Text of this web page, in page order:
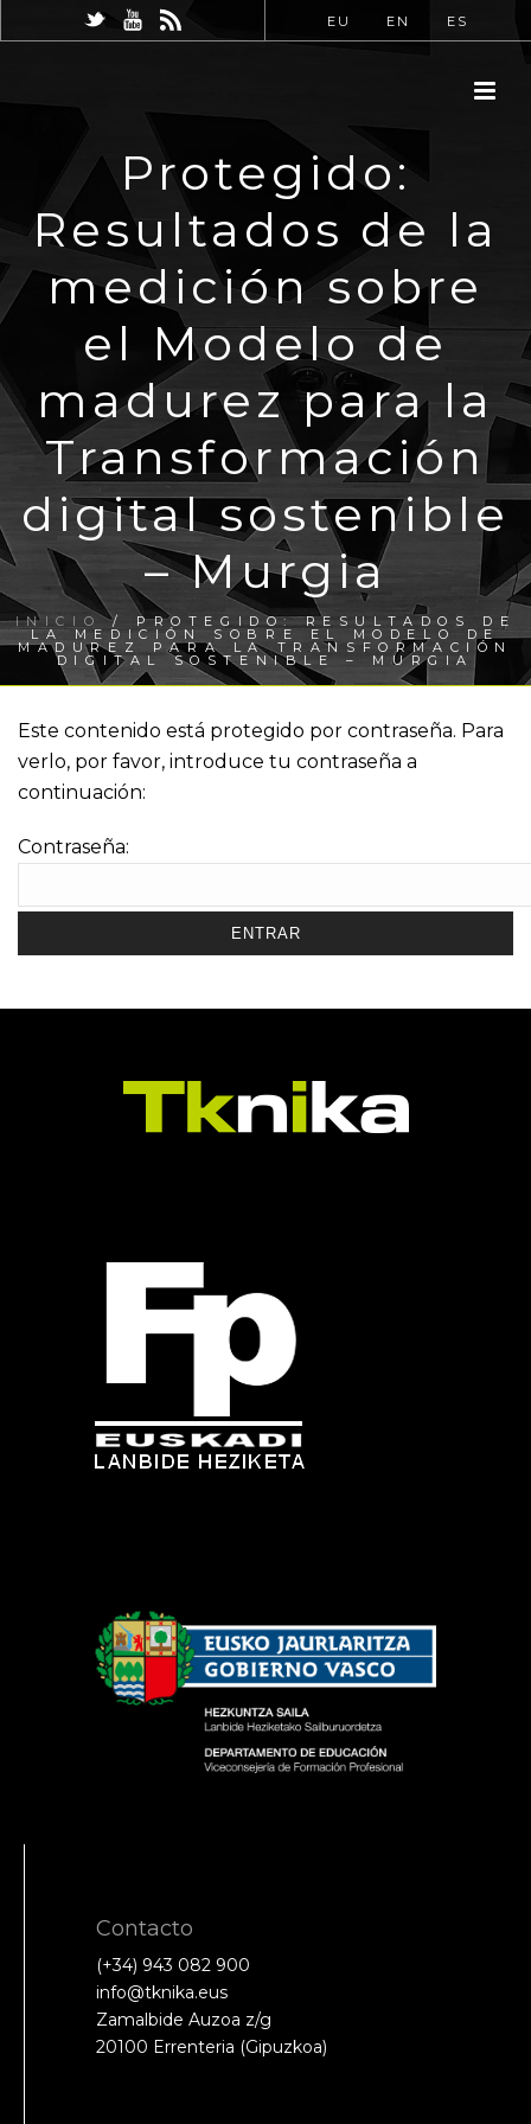
EU EN ES
Protegido:
Resultados de la
medición sobre
el Modelo de
madurez para la
Transformación
digital sostenible
– Murgia
INICIO / PROTEGIDO: RESULTADOS DE
LA MEDICIÓN SOBRE EL MODELO DE
MADUREZ PARA LA TRANSFORMACIÓN
DIGITAL SOSTENIBLE – MURGIA
Este contenido está protegido por contraseña. Para
verlo, por favor, introduce tu contraseña a
continuación:
Contraseña:
Contacto
(+34) 943 082 900
info@tknika.eus
Zamalbide Auzoa z/g
20100 Errenteria (Gipuzkoa)